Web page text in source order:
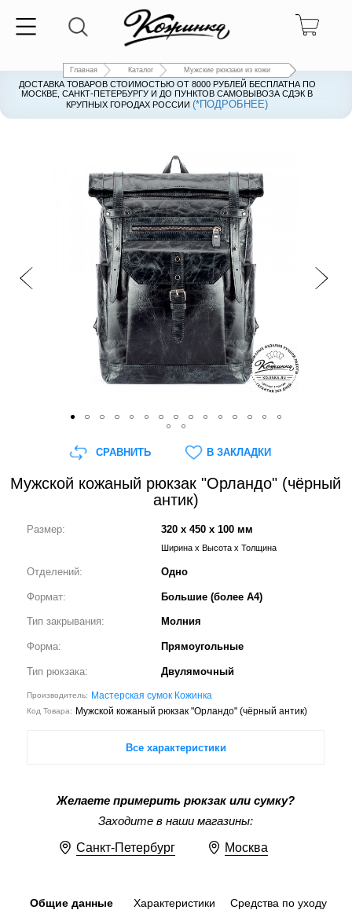
Главная Каталог Мужские рюкзаки из кожи
ДОСТАВКА ТОВАРОВ СТОИМОСТЬЮ ОТ 8000 РУБЛЕЙ БЕСПЛАТНА ПО
МОСКВЕ, САНКТ-ПЕТЕРБУРГУ И ДО ПУНКТОВ САМОВЫВОЗА СДЭК В
КРУПНЫХ ГОРОДАХ РОССИИ(*ПОДРОБНЕЕ)
ДОСТАВКА ТОВАРОВ СТОИМОСТЬЮ ОТ 8000 РУБЛЕЙ БЕСПЛАТНА ПО
МОСКВЕ, САНКТ-ПЕТЕРБУРГУ И ДО ПУНКТОВ САМОВЫВОЗА СДЭК В
КРУПНЫХ ГОРОДАХ РОССИИ(*ПОДРОБНЕЕ)
Мужской кожаный рюкзак "Орландо" (чёрный
антик)
Размер: 320 x 450 x 100 мм
Ширина x Высота x Толщина
Отделений: Одно
Формат: Большие (более А4)
Тип закрывания: Молния
Форма: Прямоугольные
Тип рюкзака: Двулямочный
Производитель: Мастерская сумок Кожинка
Код Товара: Мужской кожаный рюкзак "Орландо" (чёрный антик)
Все характеристики
Желаете примерить рюкзак или сумку?
Заходите в наши магазины:
Санкт-Петербург Москва
СРАВНИТЬ В ЗАКЛАДКИ
Общие данные Характеристики Средства по уходу